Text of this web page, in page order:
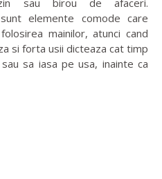
sau birou de afaceri.
elemente comode care
mainilor, atunci cand
si forta usii dicteaza cat timp
sa iasa pe usa, inainte ca